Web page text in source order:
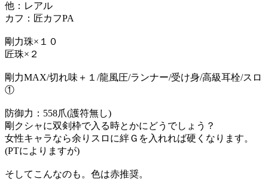
他：レアル
カフ：匠カフPA
剛力珠×１０
匠珠×２
剛力MAX/切れ味＋１/龍風圧/ランナー/受け身/高級耳栓/スロ
①
防御力：558爪(護符無し)
剛クシャに双剣枠で入る時とかにどうでしょう？
女性キャラなら余りスロに絆Ｇを入れれば硬くなります。
(PTによりますが)
そしてこんなのも。色は赤推奨。